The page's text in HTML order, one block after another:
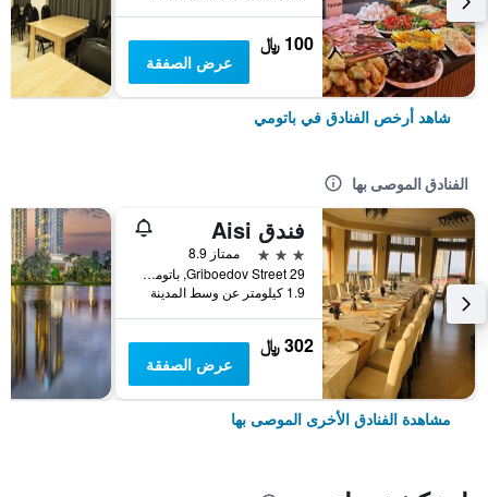
100 ﷼
عرض الصفقة
شاهد أرخص الفنادق في باتومي
الفنادق الموصى بها
فندق Aisi
3 نجوم
ممتاز 8.9
29 Griboedov Street, باتومي, جورجيا
1.9 كيلومتر عن وسط المدينة
302 ﷼
عرض الصفقة
مشاهدة الفنادق الأخرى الموصى بها